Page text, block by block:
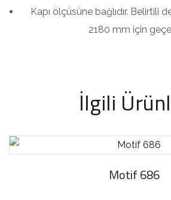
Kapı ölçüsüne bağlıdır. Belirtili
2180 mm için
İlgili
Motif 686